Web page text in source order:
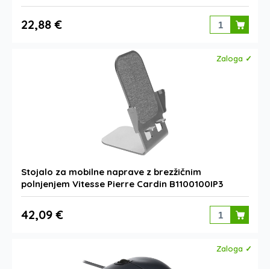
22,88 €
Zaloga ✓
Stojalo za mobilne naprave z brezžičnim
polnjenjem Vitesse Pierre Cardin B1100100IP3
42,09 €
Zaloga ✓